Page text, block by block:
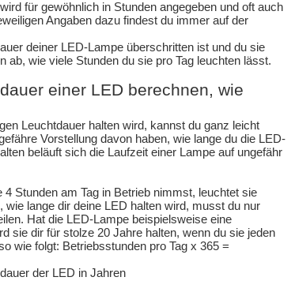
für gewöhnlich in Stunden angegeben und oft auch
Angaben dazu findest du immer auf der
deiner LED-Lampe überschritten ist und du sie
wie viele Stunden du sie pro Tag leuchten lässt.
einer LED berechnen, wie
Leuchtdauer halten wird, kannst du ganz leicht
Vorstellung davon haben, wie lange du die LED-
beläuft sich die Laufzeit einer Lampe auf ungefähr
Stunden am Tag in Betrieb nimmst, leuchtet sie
lange dir deine LED halten wird, musst du nur
Hat die LED-Lampe beispielsweise eine
sie dir für stolze 20 Jahre halten, wenn du sie jeden
wie folgt: Betriebsstunden pro Tag x 365 =
der LED in Jahren